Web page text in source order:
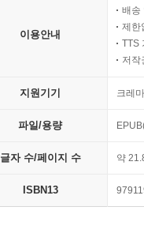
이용안내
배송
제한
TTS
저작
지원기기 크레
파일/용량
글자 수/페이지 수 약
ISBN13